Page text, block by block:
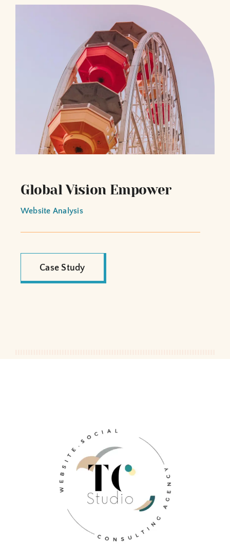
Global Vision Empower
Website Analysis
Case Study